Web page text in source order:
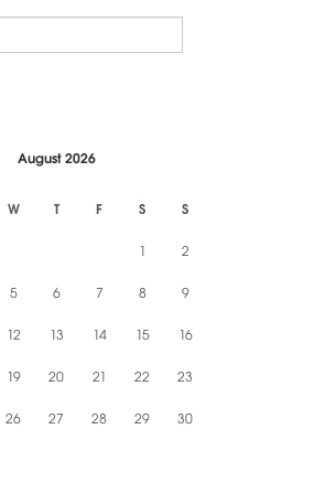
August 2026
W T F S S
1 2
5 6 7 8 9
12 13 14 15 16
19 20 21 22 23
26 27 28 29 30